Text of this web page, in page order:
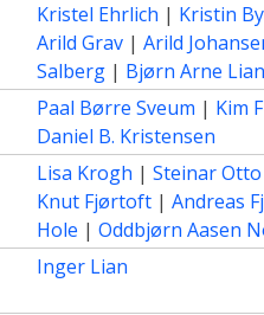
Kristel Ehrlich | Kristin
Arild Grav | Arild
Salberg | Bjørn Arne Lian
Paal Børre Sveum | Kim
Daniel B. Kristensen
Lisa Krogh | Steinar
Knut Fjørtoft | Andreas
Hole | Oddbjørn Aasen
Inger Lian